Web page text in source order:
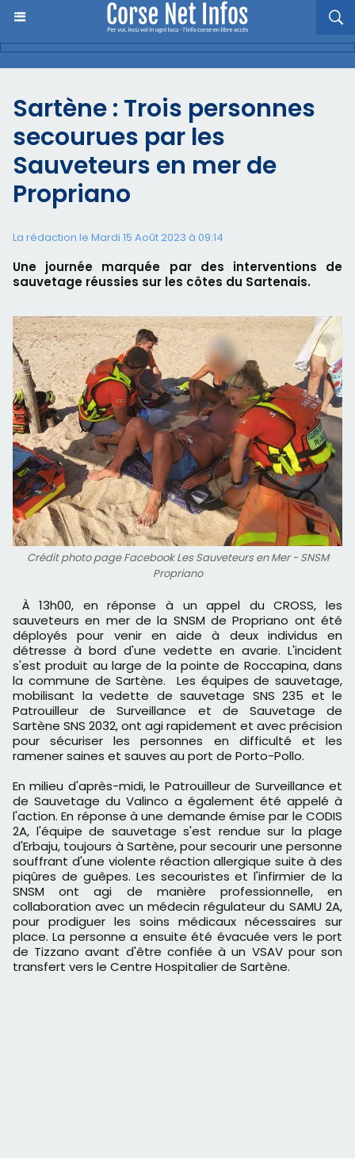
Sartène : Trois personnes
secourues par les
Sauveteurs en mer de
Propriano
La rédaction le Mardi 15 Août 2023 à 09:14
​Une journée marquée par des interventions de
sauvetage réussies sur les côtes du Sartenais.
Crédit photo page Facebook Les Sauveteurs en Mer - SNSM
Propriano
À 13h00, en réponse à un appel du CROSS, les
sauveteurs en mer de la SNSM de Propriano ont été
déployés pour venir en aide à deux individus en
détresse à bord d'une vedette en avarie. L'incident
s'est produit au large de la pointe de Roccapina, dans
la commune de Sartène. Les équipes de sauvetage,
mobilisant la vedette de sauvetage SNS 235 et le
Patrouilleur de Surveillance et de Sauvetage de
Sartène SNS 2032, ont agi rapidement et avec précision
pour sécuriser les personnes en difficulté et les
ramener saines et sauves au port de Porto-Pollo.
En milieu d'après-midi, le Patrouilleur de Surveillance et
de Sauvetage du Valinco a également été appelé à
l'action. En réponse à une demande émise par le CODIS
2A, l'équipe de sauvetage s'est rendue sur la plage
d'Erbaju, toujours à Sartène, pour secourir une personne
souffrant d'une violente réaction allergique suite à des
piqûres de guêpes. Les secouristes et l'infirmier de la
SNSM ont agi de manière professionnelle, en
collaboration avec un médecin régulateur du SAMU 2A,
pour prodiguer les soins médicaux nécessaires sur
place. La personne a ensuite été évacuée vers le port
de Tizzano avant d'être confiée à un VSAV pour son
transfert vers le Centre Hospitalier de Sartène.